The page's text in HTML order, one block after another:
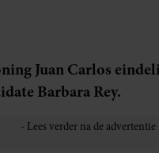
Juan Carlos
Barbara Rey.